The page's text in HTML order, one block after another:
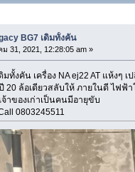
BG7 เดิมทั้งคัน
31, 2021, 12:28:05 am »
ดิมทั้งคัน เครื่อง NA ej22 AT แห้ง
20 ล้อเดียวสลับให้ ภายในดี ไฟ
าของเก่าเป็นคนมีอายุขับ
0803245511